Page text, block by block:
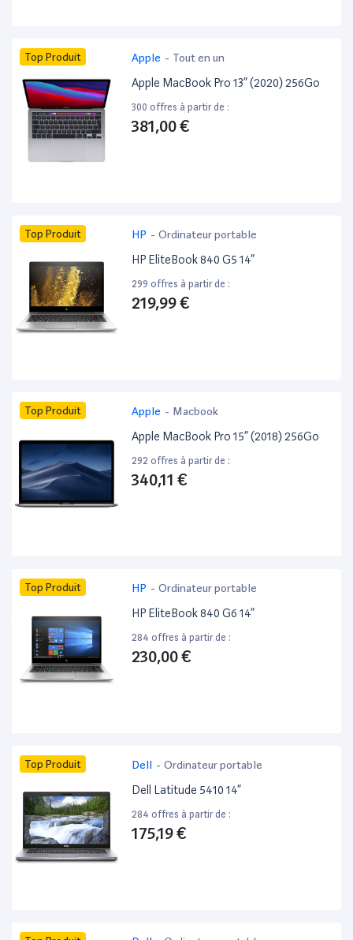
Top Produit Apple - Tout en un
Apple MacBook Pro 13” (2020) 256Go
300 offres à partir de :
381,00 €
Top Produit HP - Ordinateur portable
HP EliteBook 840 G5 14”
299 offres à partir de :
219,99 €
Top Produit Apple - Macbook
Apple MacBook Pro 15” (2018) 256Go
292 offres à partir de :
340,11 €
Top Produit HP - Ordinateur portable
HP EliteBook 840 G6 14”
284 offres à partir de :
230,00 €
Top Produit Dell - Ordinateur portable
Dell Latitude 5410 14”
284 offres à partir de :
175,19 €